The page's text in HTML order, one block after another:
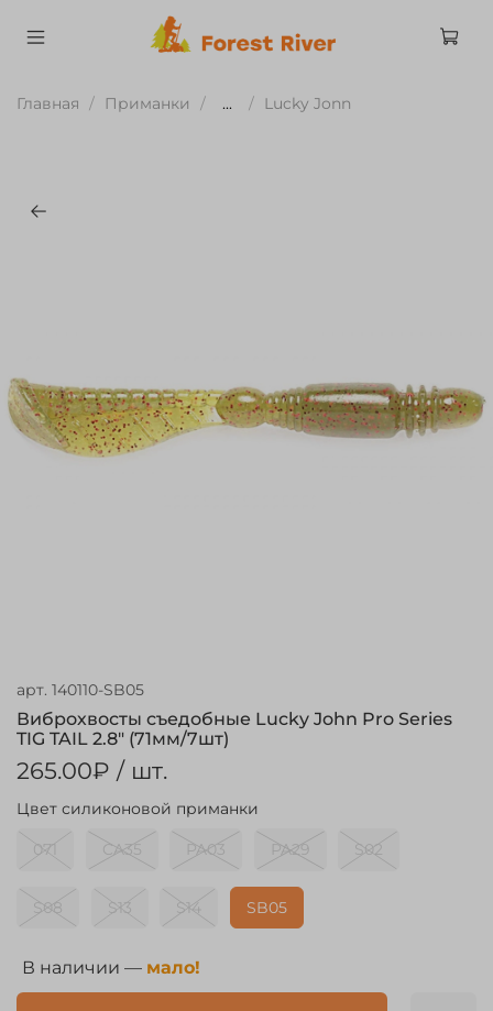
Главная Приманки ... Lucky Jonn
арт. 140110-SB05
Виброхвосты съедобные Lucky John Pro Series
TIG TAIL 2.8" (71мм/7шт)
265.00₽ / шт.
В наличии — мало!
Цвет силиконовой приманки
071 CA35 PA03 PA29 S02
S08 S13 S14 SB05